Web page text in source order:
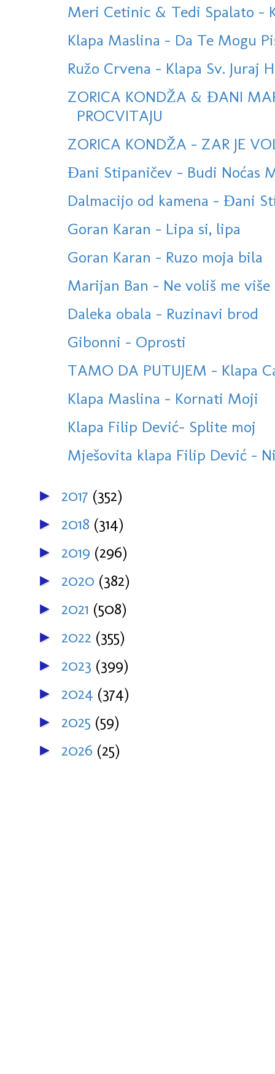
Meri Cetinic & Tedi Spalato -
Klapa Maslina - Da Te Mogu
Ružo Crvena - Klapa Sv. Juraj
ZORICA KONDŽA & ĐANI
PROCVITAJU
ZORICA KONDŽA - ZAR JE
Đani Stipaničev - Budi Noćas
Dalmacijo od kamena - Đani
Goran Karan - Lipa si, lipa
Goran Karan - Ruzo moja bila
Marijan Ban - Ne voliš me
Daleka obala - Ruzinavi brod
Gibonni - Oprosti
TAMO DA PUTUJEM - Klapa
Klapa Maslina - Kornati Moji
Klapa Filip Dević- Splite moj
Mješovita klapa Filip Dević -
► 2017 (352)
► 2018 (314)
► 2019 (296)
► 2020 (382)
► 2021 (508)
► 2022 (355)
► 2023 (399)
► 2024 (374)
► 2025 (59)
► 2026 (25)